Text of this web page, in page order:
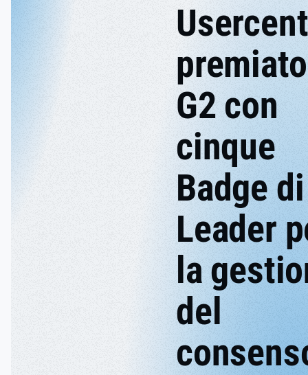
G2 con
cinque
Badge di
Leader
la
del